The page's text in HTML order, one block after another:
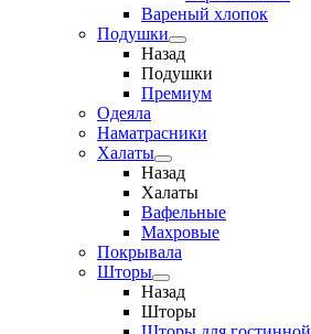
Вареный хлопок
Подушки
Назад
Подушки
Премиум
Одеяла
Наматрасники
Халаты
Назад
Халаты
Вафельные
Махровые
Покрывала
Шторы
Назад
Шторы